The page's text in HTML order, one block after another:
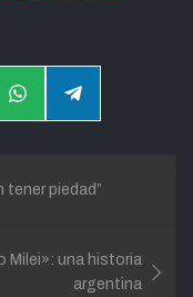
CompartirCompartir
tener piedad”
Milei»: una historia
argentina